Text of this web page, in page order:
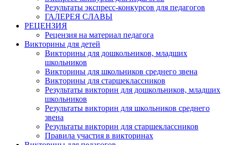
Результаты экспресс-конкурсов для педагогов
ГАЛЕРЕЯ СЛАВЫ
РЕЦЕНЗИЯ
Рецензия на материал педагога
Викторины для детей
Викторины для дошкольников, младших
школьников
Викторины для школьников среднего звена
Викторины для старшеклассников
Результаты викторин для дошкольников, младших
школьников
Результаты викторин для школьников среднего
звена
Результаты викторин для старшеклассников
Правила участия в викторинах
Анонсы конкурсов
Подпишитесь на анонсы сегодня и узнавайте
первыми о самом важном.